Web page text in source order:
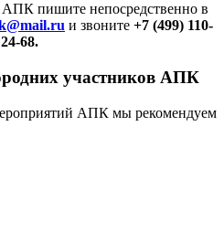
АПК пишите непосредственно в
и звоните +7 (499) 110-
24-68.
участников АПК
АПК мы рекомендуем